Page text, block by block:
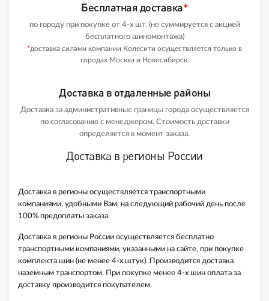
Бесплатная доставка*
по городу при покупке от 4-х шт. (не суммируется с акцией
бесплатного шиномонтажа)
*доставка силами компании Колесити осуществляется только в
городах Москва и Новосибирск.
Доставка в отдаленные районы
Доставка за административные границы города осуществляется
по согласованию с менеджером. Стоимость доставки
определяется в момент заказа.
Доставка в регионы России
Доставка в регионы осуществляется транспортными
компаниями, удобными Вам, на следующий рабочий день после
100% предоплаты заказа.
Доставка в регионы России осуществляется бесплатно
транспортными компаниями, указанными на сайте, при покупке
комплекта шин (не менее 4-х штук). Производится доставка
наземным транспортом. При покупке менее 4-х шин оплата за
доставку производится покупателем.